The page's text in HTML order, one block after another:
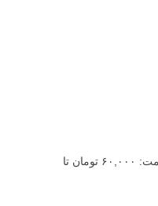
محدوده قیمت: ۶۰,۰۰۰ تومان تا